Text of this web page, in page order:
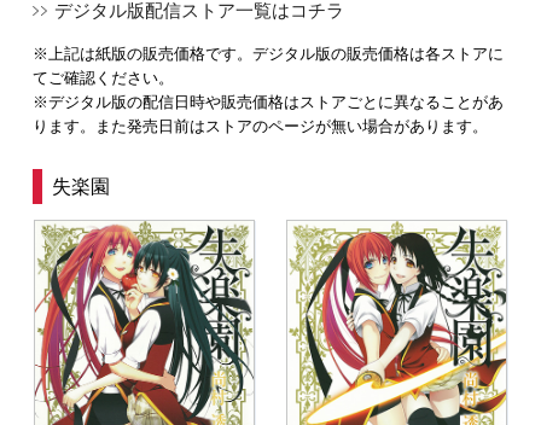
デジタル版配信ストア一覧はコチラ
※上記は紙版の販売価格です。デジタル版の販売価格は各ストアに
てご確認ください。
※デジタル版の配信日時や販売価格はストアごとに異なることがあ
ります。また発売日前はストアのページが無い場合があります。
失楽園